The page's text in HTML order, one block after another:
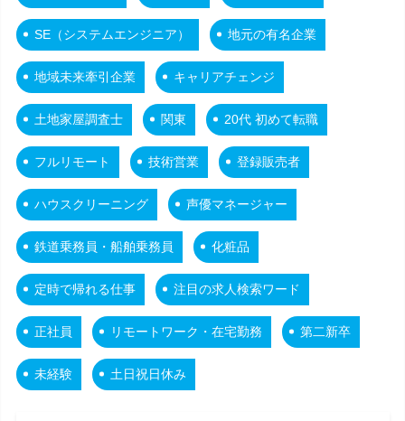
SE（システムエンジニア） 地元の有名企業
地域未来牽引企業 キャリアチェンジ
土地家屋調査士 関東 20代 初めて転職
フルリモート 技術営業 登録販売者
ハウスクリーニング 声優マネージャー
鉄道乗務員・船舶乗務員 化粧品
定時で帰れる仕事 注目の求人検索ワード
正社員 リモートワーク・在宅勤務 第二新卒
未経験 土日祝日休み